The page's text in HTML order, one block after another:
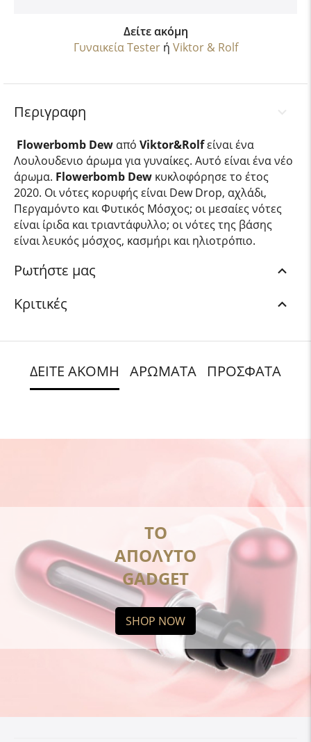
Δείτε ακόμη
Γυναικεία Testerή Viktor & Rolf
Περιγραφη
Flowerbomb Dew από Viktor&Rolfείναι ένα
Λουλουδενιο άρωμα για γυναίκες. Αυτό είναι ένα νέο
άρωμα. Flowerbomb Dew κυκλοφόρησε το έτος
2020. Οι νότες κορυφής είναι Dew Drop, αχλάδι,
Περγαμόντο και Φυτικός Μόσχος; οι μεσαίες νότες
είναι ίριδα και τριαντάφυλλο; οι νότες της βάσης
είναι λευκός μόσχος, κασμήρι και ηλιοτρόπιο.
Ρωτήστε μας
Κριτικές
ΔΕΙΤΕ ΑΚΟΜΗ ΑΡΩΜΑΤΑ ΠΡΟΣΦΑΤΑ
ΤΟ
ΑΠΟΛΥΤΟ
GADGET
SHOP NOW